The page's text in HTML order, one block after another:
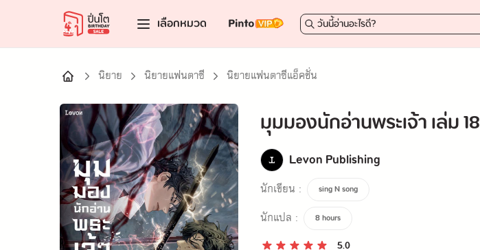
เลือกหมวด
นิยาย นิยายแฟนตาซี นิยายแฟนตาซีแอ็คชั่น
มุมมองนักอ่านพระเจ้า เล่ม 18
Levon Publishing
นักเขียน : sing N song
นักแปล : 8 hours
5.0